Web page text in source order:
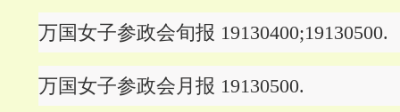
万国女子参政会旬报 19130400;19130500.
万国女子参政会月报 19130500.